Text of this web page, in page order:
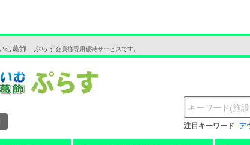
む葛飾 ぷらす会員様専用優待サービスです。
注目キーワード ア